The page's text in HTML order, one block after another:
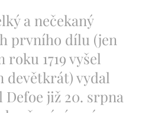
a nečekaný
prvního dílu (jen
roku 1719 vyšel
devětkrát) vydal
Defoe již 20. srpna